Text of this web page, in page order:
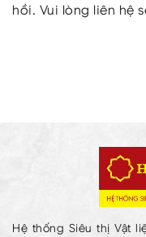
hồi. Vui lòng liên hệ
Hệ thống Siêu thị Vật